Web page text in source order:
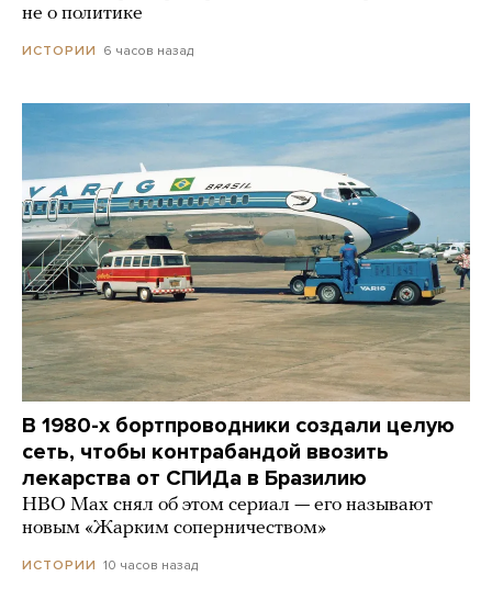
не о политике
ИСТОРИИ 6 часов назад
В 1980-х бортпроводники создали целую
сеть, чтобы контрабандой ввозить
лекарства от СПИДа в Бразилию
HBO Max снял об этом сериал — его называют
новым «Жарким соперничеством»
ИСТОРИИ 10 часов назад